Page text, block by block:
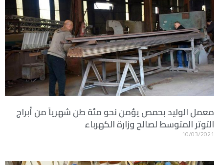
معمل الوليد بحمص يؤمن نحو مئة طن شهرياً من أبراج
التوتر المتوسط لصالح وزارة الكهرباء
10/03/2021